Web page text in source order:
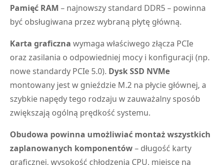
Pamięć RAM – najnowszy standard DDR5 – powinna
być obsługiwana przez wybraną płytę główną.
Karta graficzna wymaga właściwego złącza PCIe
oraz zasilania o odpowiedniej mocy i konfiguracji (np.
nowe standardy PCIe 5.0). Dysk SSD NVMe
montowany jest w gnieździe M.2 na płycie głównej, a
szybkie napędy tego rodzaju w zauważalny sposób
zwiększają ogólną prędkość systemu.
Obudowa powinna umożliwiać montaż wszystkich
zaplanowanych komponentów– długość karty
graficznej, wysokość chłodzenia CPU, miejsce na